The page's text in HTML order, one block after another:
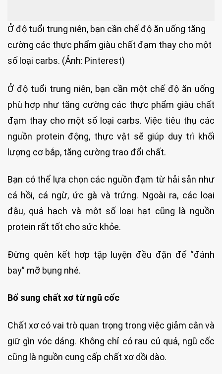
Ở độ tuổi trung niên, bạn cần chế độ ăn uống tăng
cường các thực phẩm giàu chất đạm thay cho một
số loại carbs. (Ảnh: Pinterest)
Ở độ tuổi trung niên, bạn cần một chế độ ăn uống
phù hợp như tăng cường các thực phẩm giàu chất
đạm thay cho một số loại carbs. Việc tiêu thụ các
nguồn protein động, thực vật sẽ giúp duy trì khối
lượng cơ bắp, tăng cường trao đổi chất.
Bạn có thể lựa chọn các nguồn đạm từ hải sản như
cá hồi, cá ngừ, ức gà và trứng. Ngoài ra, các loại
đậu, quả hạch và một số loại hạt cũng là nguồn
protein rất tốt cho sức khỏe.
Đừng quên kết hợp tập luyện đều đặn để “đánh
bay” mỡ bụng nhé.
Bổ sung chất xơ từ ngũ cốc
Chất xơ có vai trò quan trọng trong việc giảm cân và
giữ gìn vóc dáng. Không chỉ có rau củ quả, ngũ cốc
cũng là nguồn cung cấp chất xơ dồi dào.